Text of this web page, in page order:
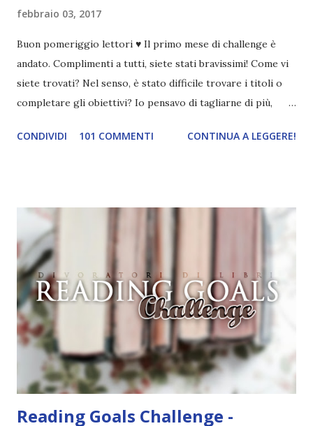
febbraio 03, 2017
Buon pomeriggio lettori ♥ Il primo mese di challenge è
andato. Complimenti a tutti, siete stati bravissimi! Come vi
siete trovati? Nel senso, è stato difficile trovare i titoli o
completare gli obiettivi? Io pensavo di tagliarne di più,
Ad ogni modo ne ho spuntati cinque, più di quanti pensassi,
Frankenstein Un libro ambientato in Germania \
Frankenstein Un libro da cui è stato tratto un film \
Frankenstein Il prossimo mese dovrei spuntare più
obiettivi secondo i miei piani di lettura 😂 Adesso facciamo
due calcoli! Chi ha letto il maggior numero di libri? Sara
Sara con ben 24 letture ! Chi ha completato il maggior
numero di obiettivi? Sara Sara con 131\200 obiettivi (ho
escluso quelli che prevedono la lettu...
CONDIVIDI 101 COMMENTI CONTINUA A LEGGERE!
Reading Goals Challenge -